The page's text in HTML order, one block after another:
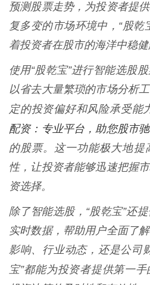
预测股票走势，为投资者提
复多变的市场环境中，“股乾
着投资者在股市的海洋中稳健
使用“股乾宝”进行智能选股
以省去大量繁琐的市场分析
定的投资偏好和风险承受能
配资：专业平台，助您股市
的股票。这一功能极大地提
性，让投资者能够迅速把握
资选择。
除了智能选股，“股乾宝”还
实时数据，帮助用户全面了
影响、行业动态，还是公司
宝”都能为投资者提供第一手